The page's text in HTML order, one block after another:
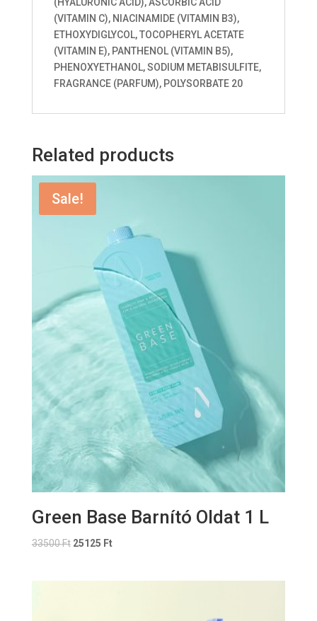
(VITAMIN C), NIACINAMIDE (VITAMIN B3),
ETHOXYDIGLYCOL, TOCOPHERYL ACETATE
(VITAMIN E), PANTHENOL (VITAMIN B5),
PHENOXYETHANOL, SODIUM METABISULFITE,
FRAGRANCE (PARFUM), POLYSORBATE 20
Related products
Sale!
Green Base Barnító Oldat 1 L
33500Ft 25125 Ft